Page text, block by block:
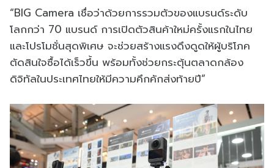
“BIG Camera เชื่อว่าด้วยการรวมตัวของแบรนด์ระดับ
โลกกว่า 70 แบรนด์ การเปิดตัวสินค้าใหม่ครั้งแรกในไทย
และโปรโมชั่นสุดพิเศษ จะช่วยสร้างแรงดึงดูดให้ผู้บริโภค
ตัดสินใจซื้อได้เร็วขึ้น พร้อมทั้งช่วยกระตุ้นตลาดกล้อง
ดิจิทัลในประเทศไทยให้มีความคึกคักส่งท้ายปี”